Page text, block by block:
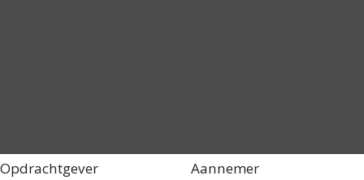
Opdrachtgever
Aannemer